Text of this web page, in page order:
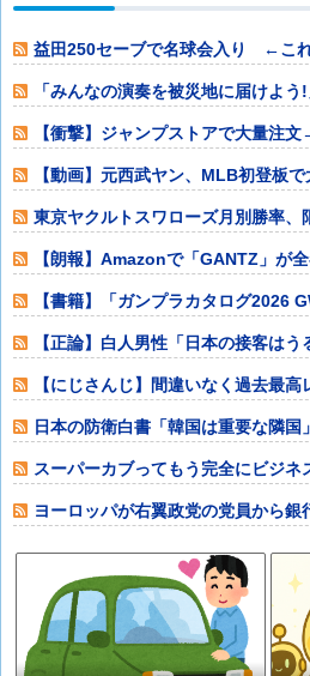
益田250セーブで名球会入り ←こ
で活躍して1
「みんなの演奏を被災地に届けよ
の顧問、だが泊
【衝撃】ジャンプストアで大量注
歳女を逮捕
【動画】元西武ヤン、MLB初登板
東京ヤクルトスワローズ月別勝率、
ｗｗｗｗｗｗｗ
【朗報】Amazonで「GANTZ」が
ｗ他
【書籍】「ガンプラカタログ2026
始】他
【正論】白人男性「日本の接客はう
【にじさんじ】間違いなく過去最高
日本の防衛白書「韓国は重要な隣
韓国メディア！
スーパーカブってもう完全にビジネ
てしまったよな
ヨーロッパが右翼政党の党員から